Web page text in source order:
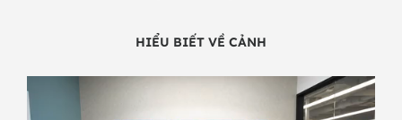
HIỂU BIẾT VỀ CẢNH
GIÁM ĐỐC CẢNH
CHUYỂN ĐỔI CAMERA